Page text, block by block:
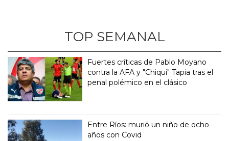
TOP SEMANAL
Fuertes críticas de Pablo Moyano
contra la AFA y "Chiqui" Tapia tras el
penal polémico en el clásico
Entre Ríos: murió un niño de ocho
años con Covid